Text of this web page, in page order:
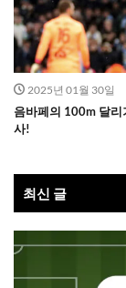
2025년 01월 30일
음바페의 100m 달리
사!
최신 글